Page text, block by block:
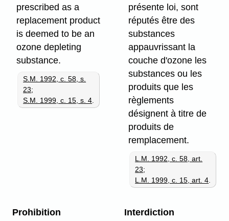
prescribed as a
replacement product
is deemed to be an
ozone depleting
substance.
S.M. 1992, c. 58, s.
23;
S.M. 1999, c. 15, s. 4
présente loi, sont
réputés être des
substances
appauvrissant la
couche d'ozone les
substances ou les
produits que les
règlements
désignent à titre de
produits de
remplacement.
L.M. 1992, c. 58, art.
23;
L.M. 1999, c. 15, art. 4
Prohibition Interdiction